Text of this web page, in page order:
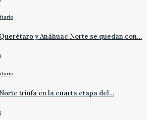
y Anáhuac Norte se quedan con…
triufa en la cuarta etapa del…